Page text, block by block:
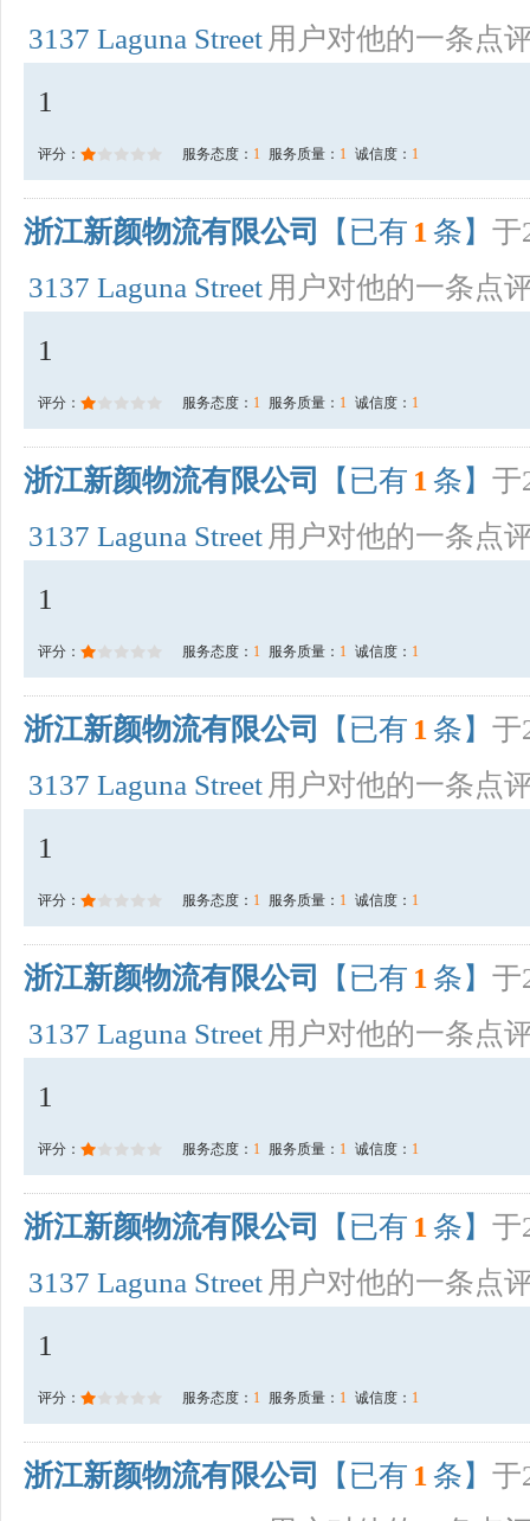
3137 Laguna Street 用户对他的一条点
1
评分： 服务态度： 1 服务质量： 1 诚信度： 1
浙江新颜物流有限公司 【已有 1 条】 于
3137 Laguna Street 用户对他的一条点
1
评分： 服务态度： 1 服务质量： 1 诚信度： 1
浙江新颜物流有限公司 【已有 1 条】 于
3137 Laguna Street 用户对他的一条点
1
评分： 服务态度： 1 服务质量： 1 诚信度： 1
浙江新颜物流有限公司 【已有 1 条】 于
3137 Laguna Street 用户对他的一条点
1
评分： 服务态度： 1 服务质量： 1 诚信度： 1
浙江新颜物流有限公司 【已有 1 条】 于
3137 Laguna Street 用户对他的一条点
1
评分： 服务态度： 1 服务质量： 1 诚信度： 1
浙江新颜物流有限公司 【已有 1 条】 于
3137 Laguna Street 用户对他的一条点
1
评分： 服务态度： 1 服务质量： 1 诚信度： 1
浙江新颜物流有限公司 【已有 1 条】 于